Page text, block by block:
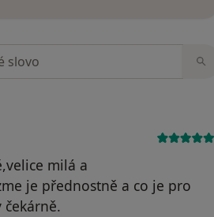
milá a
je přednostně a co je pro